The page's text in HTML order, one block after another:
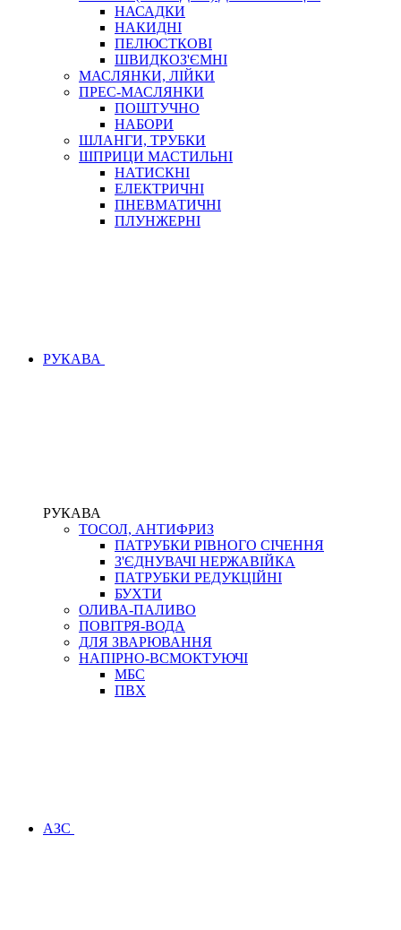
НАСАДКИ
НАКИДНІ
ПЕЛЮСТКОВІ
ШВИДКОЗ'ЄМНІ
МАСЛЯНКИ, ЛІЙКИ
ПРЕС-МАСЛЯНКИ
ПОШТУЧНО
НАБОРИ
ШЛАНГИ, ТРУБКИ
ШПРИЦИ МАСТИЛЬНІ
НАТИСКНІ
ЕЛЕКТРИЧНІ
ПНЕВМАТИЧНІ
ПЛУНЖЕРНІ
РУКАВА
РУКАВА
ТОСОЛ, АНТИФРИЗ
ПАТРУБКИ РІВНОГО СІЧЕННЯ
З'ЄДНУВАЧІ НЕРЖАВІЙКА
ПАТРУБКИ РЕДУКЦІЙНІ
БУХТИ
ОЛИВА-ПАЛИВО
ПОВІТРЯ-ВОДА
ДЛЯ ЗВАРЮВАННЯ
НАПІРНО-ВСМОКТУЮЧІ
МБС
ПВХ
АЗС